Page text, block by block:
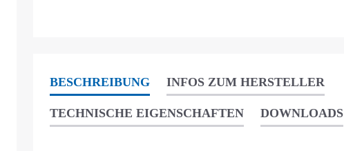
BESCHREIBUNG INFOS ZUM HERSTELLER
TECHNISCHE EIGENSCHAFTEN DOWNLOADS